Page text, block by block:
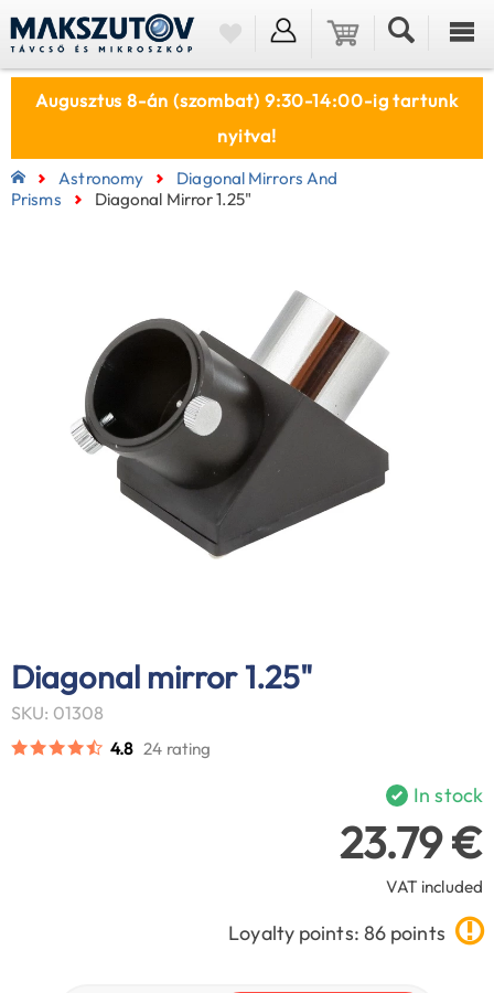
Augusztus 8-án (szombat) 9:30-14:00-ig tartunk
nyitva!
Astronomy
Diagonal Mirrors And
Prisms
Diagonal Mirror 1.25"
Diagonal mirror 1.25"
SKU: 01308
4.8 24 rating
In stock
23.79 €
VAT included
Loyalty points: 86 points